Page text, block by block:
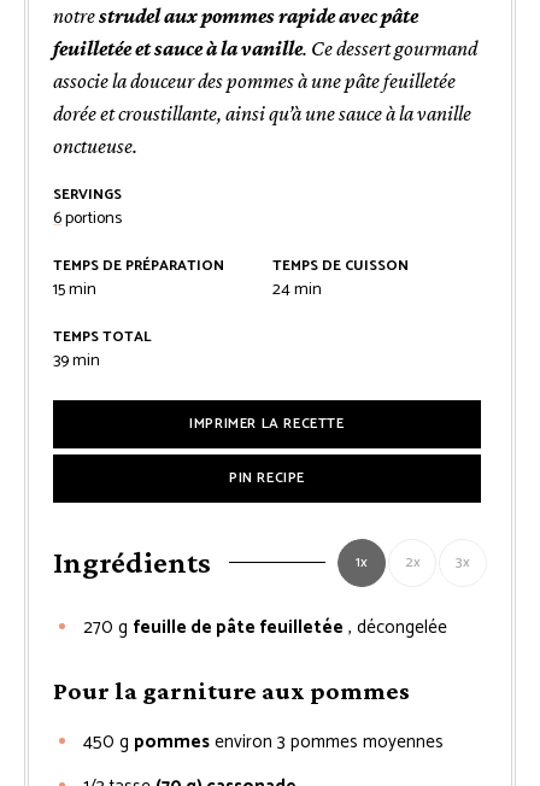
notrestrudel aux pommes rapide avec pâte
feuilletée et sauce à la vanille. Ce dessert gourmand
associe la douceur des pommes à une pâte feuilletée
dorée et croustillante, ainsi qu’à une sauce à la vanille
onctueuse.
SERVINGS
6portions
TEMPS DE PRÉPARATION
15minutes
min
TEMPS DE CUISSON
24minutes
min
TEMPS TOTAL
39minutes
min
IMPRIMER LA RECETTE
PIN RECIPE
Ingrédients 1x 2x 3x
270 g feuille de pâte feuilletée , décongelée
Pour la garniture aux pommes
450 g pommesenviron 3 pommes moyennes